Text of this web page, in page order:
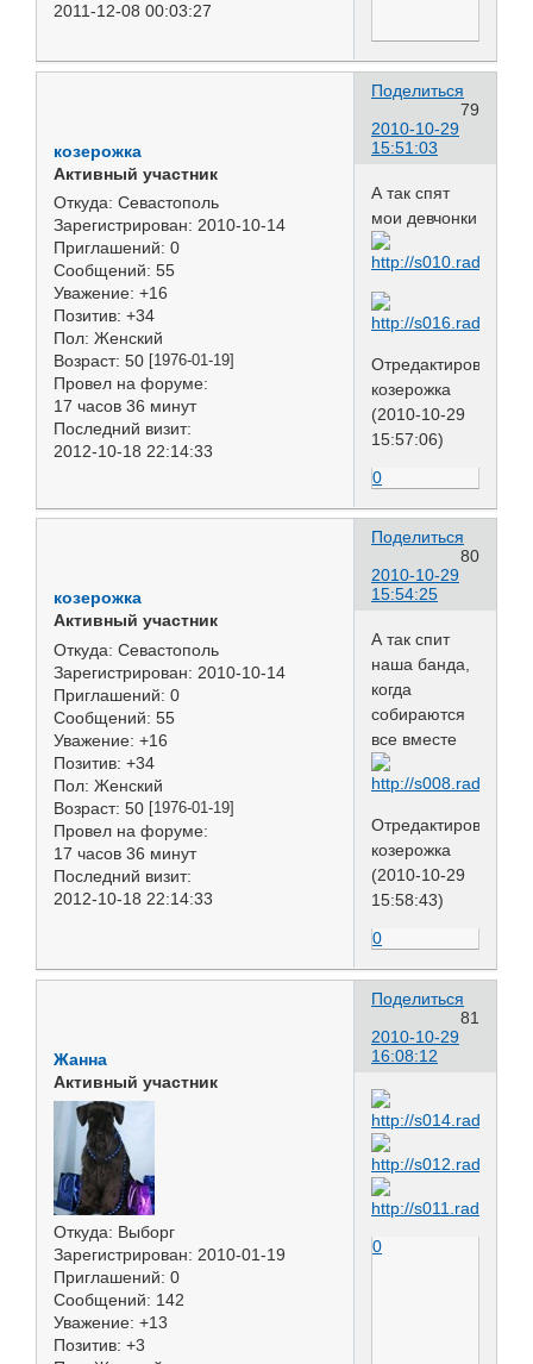
2011-12-08 00:03:27
Поделиться
79
2010-10-29
15:51:03
козерожка
Активный участник
Откуда: Севастополь
Зарегистрирован: 2010-10-14
Приглашений: 0
Сообщений: 55
Уважение: +16
Позитив: +34
Пол: Женский
Возраст: 50 [1976-01-19]
Провел на форуме:
17 часов 36 минут
Последний визит:
2012-10-18 22:14:33
А так спят
мои девчонки
Отредактировано
козерожка
(2010-10-29
15:57:06)
0
Поделиться
80
2010-10-29
15:54:25
козерожка
Активный участник
Откуда: Севастополь
Зарегистрирован: 2010-10-14
Приглашений: 0
Сообщений: 55
Уважение: +16
Позитив: +34
Пол: Женский
Возраст: 50 [1976-01-19]
Провел на форуме:
17 часов 36 минут
Последний визит:
2012-10-18 22:14:33
А так спит
наша банда,
когда
собираются
все вместе
Отредактировано
козерожка
(2010-10-29
15:58:43)
0
Поделиться
81
2010-10-29
16:08:12
Жанна
Активный участник
Откуда: Выборг
Зарегистрирован: 2010-01-19
Приглашений: 0
Сообщений: 142
Уважение: +13
Позитив: +3
0